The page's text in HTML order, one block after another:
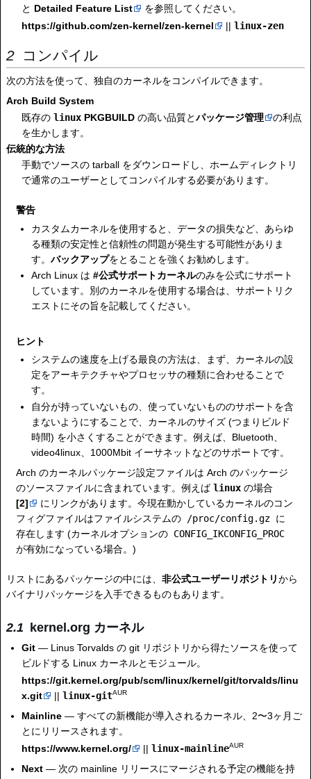
と Detailed Feature List
を参照してください。
https://github.com/zen-kernel/zen-kernel
||linux-zen
コンパイル
次の方法を使って、独自のカーネルをコンパイルできます。
Arch Build System
既存のlinux PKGBUILD の高い品質とパッケージ管理
の利点
を生かします。
伝統的な方法
手動でソースの tarball をダウンロードし、ホームディレクトリ
で通常のユーザーとしてコンパイルする必要があります。
警告
カスタムカーネルを使用すると、データの損失など、あらゆ
る種類の安定性と信頼性の問題が発生する可能性がありま
す。バックアップをとることを強くお勧めします。
Arch Linux は#公式サポートカーネルのみを公式にサポート
しています。別のカーネルを使用する場合は、サポートリク
エストにその旨を記載してください。
ヒント
システムの速度を上げる最良の方法は、まず、カーネルの設
定をアーキテクチャやプロセッサの種類に合わせることで
す。
自分が持っていないもの、使っていないもののサポートを含
まないようにすることで、カーネルのサイズ (つまりビルド
時間) を小さくすることができます。例えば、Bluetooth、
video4linux、1000Mbit イーサネットなどのサポートです。
Arch のカーネルパッケージ設定ファイルは Arch のパッケージ
のソースファイルに含まれています。例えばlinux の場合
[2]
にリンクがあります。今現在動かしているカーネルのコン
フィグファイルはファイルシステムの
/proc/config.gz に
存在します (カーネルオプションの CONFIG_IKCONFIG_PROC
が有効になっている場合。)
リストにあるパッケージの中には、 非公式ユーザーリポジトリから
バイナリパッケージを入手できるものもあります。
kernel.org カーネル
Git — Linus Torvalds の git リポジトリから得たソースを使って
ビルドする Linux カーネルとモジュール。
https://git.kernel.org/pub/scm/linux/kernel/git/torvalds/linu
x.git
||linux-gitAUR
Mainline — すべての新機能が導入されるカーネル、2〜3ヶ月ご
とにリリースされます。
https://www.kernel.org/
||linux-mainlineAUR
Next — 次の mainline リリースにマージされる予定の機能を持